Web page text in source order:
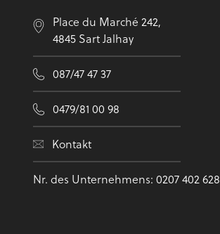
Place du Marché 242,
4845 Sart Jalhay
087/47 47 37
0479/81 00 98
Kontakt
Nr. des Unternehmens: 0207 402 628